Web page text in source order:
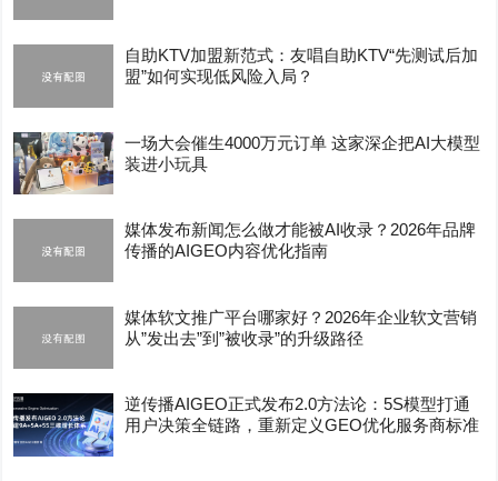
自助KTV加盟新范式：友唱自助KTV“先测试后加
盟”如何实现低风险入局？
一场大会催生4000万元订单 这家深企把AI大模型
装进小玩具
媒体发布新闻怎么做才能被AI收录？2026年品牌
传播的AIGEO内容优化指南
媒体软文推广平台哪家好？2026年企业软文营销
从”发出去”到”被收录”的升级路径
逆传播AIGEO正式发布2.0方法论：5S模型打通
用户决策全链路，重新定义GEO优化服务商标准